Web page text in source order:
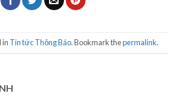
in Tin tức Thông Báo. Bookmark thepermalink.